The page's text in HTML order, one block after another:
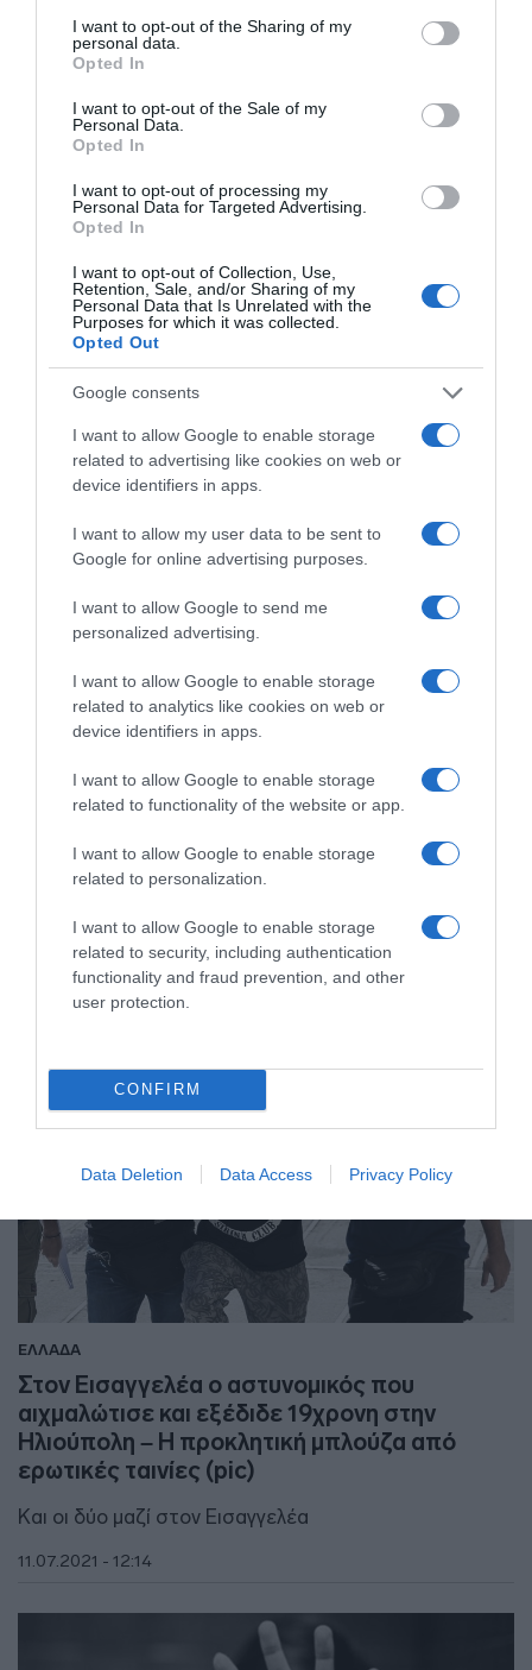
not limited to your visit or usage behaviour. You may click to
grant or deny consent to Google and its third-party tags to
use your data for below specified purposes in below Google
consent section.
I want to opt-out of the Sharing of my
personal data.
Opted In
I want to opt-out of the Sale of my
Personal Data.
Opted In
I want to opt-out of processing my
Personal Data for Targeted Advertising.
Opted In
I want to opt-out of Collection, Use,
Retention, Sale, and/or Sharing of my
Personal Data that Is Unrelated with the
Purposes for which it was collected.
Opted Out
Google consents
I want to allow Google to enable storage
related to advertising like cookies on web or
device identifiers in apps.
I want to allow my user data to be sent to
Google for online advertising purposes.
I want to allow Google to send me
personalized advertising.
I want to allow Google to enable storage
related to analytics like cookies on web or
device identifiers in apps.
I want to allow Google to enable storage
related to functionality of the website or app.
I want to allow Google to enable storage
related to personalization.
I want to allow Google to enable storage
related to security, including authentication
functionality and fraud prevention, and other
user protection.
CONFIRM
Data Deletion Data Access Privacy Policy
ΕΛΛΑΔΑ
19χρονης στην Ηλιούπολη – Τι απαντά η
αστυνομία
Όλη η απάντηση της ΕΛ.ΑΣ
11.07.2021 - 14:00
ΕΛΛΑΔΑ
Ανατροπή στη φρίκη της Ηλιούπολης –
Εμπλέκεται και τρίτο άτομο – Βαριές
καμπάνες και στον πατέρα που τη βίαζε για 6
χρόνια
11.07.2021 - 13:30
ΕΛΛΑΔΑ
Στον Εισαγγελέα ο αστυνομικός που
αιχμαλώτισε και εξέδιδε 19χρονη στην
Ηλιούπολη – Η προκλητική μπλούζα από
ερωτικές ταινίες (pic)
Και οι δύο μαζί στον Εισαγγελέα
11.07.2021 - 12:14